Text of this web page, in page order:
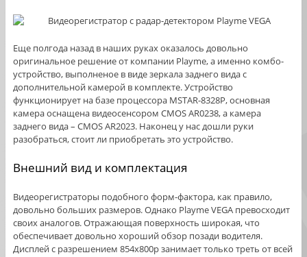
Еще полгода назад в наших руках оказалось довольно
оригинальное решение от компании Playme, а именно комбо-
устройство, выполненое в виде зеркала заднего вида с
дополнительной камерой в комплекте. Устройство
функционирует на базе процессора MSTAR-8328P, основная
камера оснащена видеосенсором CMOS AR0238, а камера
заднего вида – CMOS AR2023. Наконец у нас дошли руки
разобраться, стоит ли приобретать это устройство.
Внешний вид и комплектация
Видеорегистраторы подобного форм-фактора, как правило,
довольно больших размеров. Однако Playme VEGA превосходит
своих аналогов. Отражающая поверхность широкая, что
обеспечивает довольно хороший обзор позади водителя.
Дисплей с разрешением 854х800р занимает только треть от всей